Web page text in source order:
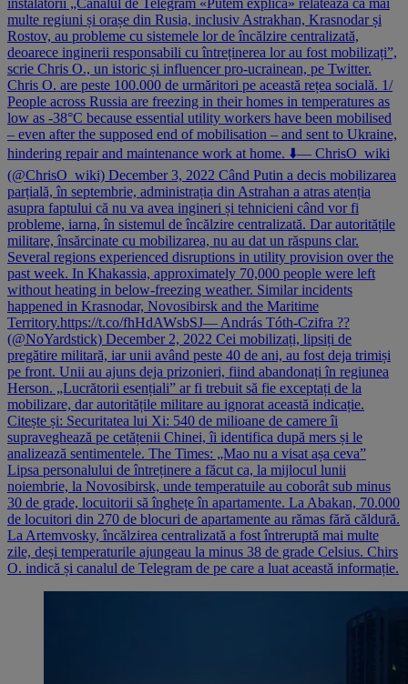
instalatorii „Canalul de Telegram «Putem explica» relatează că mai
multe regiuni și orașe din Rusia, inclusiv Astrakhan, Krasnodar și
Rostov, au probleme cu sistemele lor de încălzire centralizată,
deoarece inginerii responsabili cu întreținerea lor au fost mobilizați”,
scrie Chris O., un istoric și influencer pro-ucrainean, pe Twitter.
Chris O. are peste 100.000 de urmăritori pe această rețea socială. 1/
People across Russia are freezing in their homes in temperatures as
low as -38°C because essential utility workers have been mobilised
– even after the supposed end of mobilisation – and sent to Ukraine,
hindering repair and maintenance work at home. ⬇️— ChrisO_wiki
(@ChrisO_wiki) December 3, 2022 Când Putin a decis mobilizarea
parțială, în septembrie, administrația din Astrahan a atras atenția
asupra faptului că nu va avea ingineri și tehnicieni când vor fi
probleme, iarna, în sistemul de încălzire centralizată. Dar autoritățile
militare, însărcinate cu mobilizarea, nu au dat un răspuns clar.
Several regions experienced disruptions in utility provision over the
past week. In Khakassia, approximately 70,000 people were left
without heating in below-freezing weather. Similar incidents
happened in Krasnodar, Novosibirsk and the Maritime
Territory.https://t.co/fhHdAWsbSJ— András Tóth-Czifra ??
(@NoYardstick) December 2, 2022 Cei mobilizați, lipsiți de
pregătire militară, iar unii având peste 40 de ani, au fost deja trimiși
pe front. Unii au ajuns deja prizonieri, fiind abandonați în regiunea
Herson. „Lucrătorii esențiali” ar fi trebuit să fie exceptați de la
mobilizare, dar autoritățile militare au ignorat această indicație.
Citește și: Securitatea lui Xi: 540 de milioane de camere îi
supraveghează pe cetățenii Chinei, îi identifica după mers și le
analizează sentimentele. The Times: „Mao nu a visat așa ceva”
Lipsa personalului de întreținere a făcut ca, la mijlocul lunii
noiembrie, la Novosibirsk, unde temperatuile au coborât sub minus
30 de grade, locuitorii să înghețe în apartamente. La Abakan, 70.000
de locuitori din 270 de blocuri de apartamente au rămas fără căldură.
La Artemvosky, încălzirea centralizată a fost întreruptă mai multe
zile, deși temperaturile ajungeau la minus 38 de grade Celsius. Chirs
O. indică și canalul de Telegram de pe care a luat această informație.